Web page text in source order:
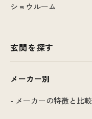
ショウルーム
玄関を探す
メーカー別
- メーカーの特徴と比較